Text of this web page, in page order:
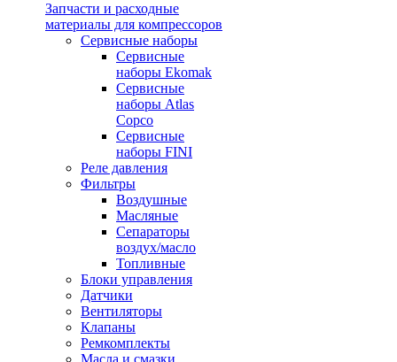
Запчасти и расходные
материалы для компрессоров
Cервисные наборы
Сервисные
наборы Ekomak
Cервисные
наборы Atlas
Copco
Сервисные
наборы FINI
Реле давления
Фильтры
Воздушные
Масляные
Сепараторы
воздух/масло
Топливные
Блоки управления
Датчики
Вентиляторы
Клапаны
Ремкомплекты
Масла и смазки